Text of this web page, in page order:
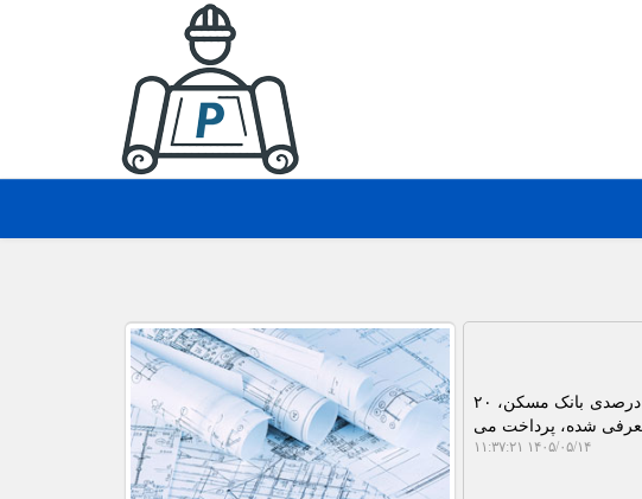
به گزارش پلات، رییس هیات عامل صندوق ملی مسکن اظهار داشت: در مجموع با مشارکت ۵۰ درصدی بانک مسکن، ۲۰
معرفی شده، پرداخت می
۱۴۰۵/۰۵/۱۴ ۱۱:۳۷:۲۱